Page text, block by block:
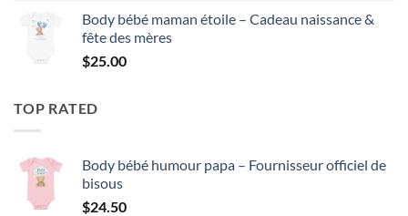
prix :
Body bébé maman étoile – Cadeau naissance &
fête des mères
$25.00
TOP RATED
Body bébé humour papa – Fournisseur officiel de
bisous
$24.50